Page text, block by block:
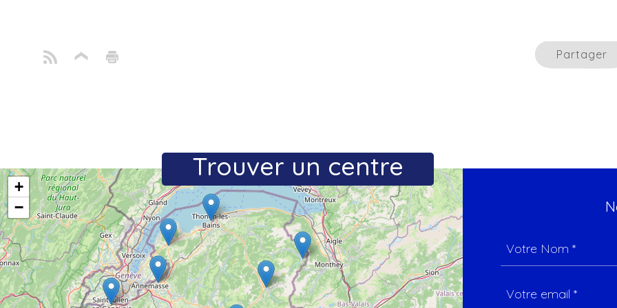
Partager
Trouver un centre
+
−